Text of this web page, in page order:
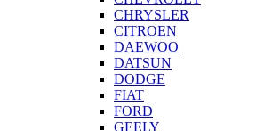
CHRYSLER
CITROEN
DAEWOO
DATSUN
DODGE
FIAT
FORD
GEELY